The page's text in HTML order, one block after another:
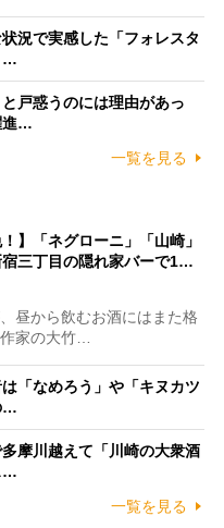
況で実感した「フォレスタ
…
戸惑うのには理由があっ
進…
一覧を見る
】「ネグローニ」「山崎」
宿三丁目の隠れ家バーで1…
昼から飲むお酒にはまた格
家の大竹…
「なめろう」や「キヌカツ
…
摩川越えて「川崎の大衆酒
…
一覧を見る